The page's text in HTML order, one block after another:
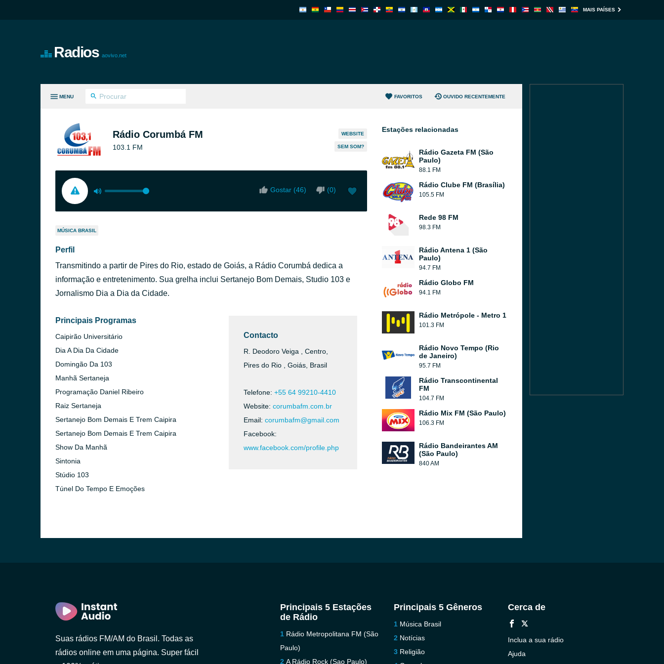
MAIS PAÍSES
Radios aovivo.net
MENU FAVORITOS OUVIDO RECENTEMENTE
Rádio Corumbá FM
103.1 FM
WEBSITE
SEM SOM?
Gostar (46) (0)
MÚSICA BRASIL
Perfil
Transmitindo a partir de Pires do Rio, estado de Goiás, a Rádio Corumbá dedica a
informação e entretenimento. Sua grelha inclui Sertanejo Bom Demais, Studio 103 e
Jornalismo Dia a Dia da Cidade.
Principais Programas
Caipirão Universitário
Dia A Dia Da Cidade
Domingão Da 103
Manhã Sertaneja
Programação Daniel Ribeiro
Raiz Sertaneja
Sertanejo Bom Demais E Trem Caipira
Sertanejo Bom Demais E Trem Caipira
Show Da Manhã
Sintonia
Stúdio 103
Túnel Do Tempo E Emoções
Contacto
R. Deodoro Veiga , Centro,
Pires do Rio , Goiás, Brasil
Telefone: +55 64 99210-4410
Website: corumbafm.com.br
Email: corumbafm@gmail.com
Facebook:
www.facebook.com/profile.php
Estações relacionadas
Rádio Gazeta FM (São
Paulo)
88.1 FM
Rádio Clube FM (Brasília)
105.5 FM
Rede 98 FM
98.3 FM
Rádio Antena 1 (São
Paulo)
94.7 FM
Rádio Globo FM
94.1 FM
Rádio Metrópole - Metro 1
101.3 FM
Rádio Novo Tempo (Rio
de Janeiro)
95.7 FM
Rádio Transcontinental
FM
104.7 FM
Rádio Mix FM (São Paulo)
106.3 FM
Rádio Bandeirantes AM
(São Paulo)
840 AM
Suas rádios FM/AM do Brasil. Todas as
rádios online em uma página. Super fácil
Principais 5 Estações
de Rádio
Rádio Metropolitana FM (São
Paulo)
A Rádio Rock (Sao Paulo)
Principais 5 Gêneros
Música Brasil
Notícias
Religião
Cerca de
Inclua a sua rádio
Ajuda